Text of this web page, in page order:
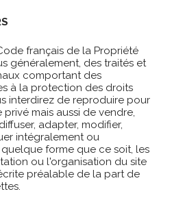
français de la Propriété
généralement, des traités et
comportant des
à la protection des droits
interdirez de reproduire pour
mais aussi de vendre,
adapter, modifier,
intégralement ou
forme que ce soit, les
ou l'organisation du site
préalable de la part de